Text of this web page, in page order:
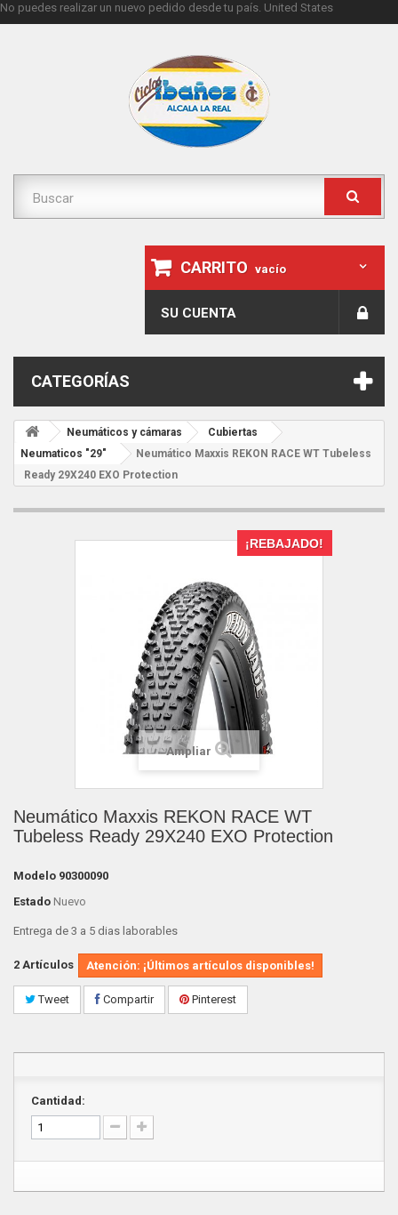
No puedes realizar un nuevo pedido desde tu país. United States
CARRITO vacío
SU CUENTA
CATEGORÍAS
Neumáticos y cámaras
Cubiertas
Neumaticos "29"
Neumático Maxxis REKON RACE WT Tubeless
Ready 29X240 EXO Protection
¡REBAJADO!
Ampliar
Neumático Maxxis REKON RACE WT
Tubeless Ready 29X240 EXO Protection
Modelo 90300090
Estado Nuevo
Entrega de 3 a 5 dias laborables
2 Artículos Atención: ¡Últimos artículos disponibles!
Tweet Compartir Pinterest
Cantidad: